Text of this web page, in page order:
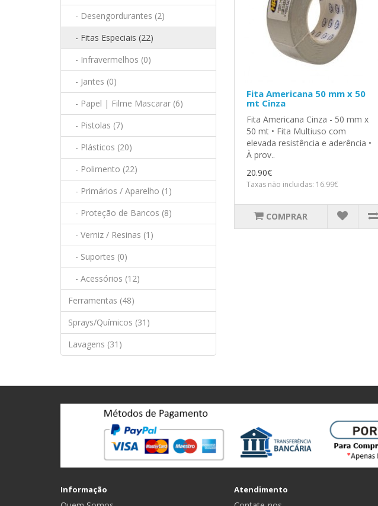
- Desengordurantes (2)
- Fitas Especiais (22)
- Infravermelhos (0)
- Jantes (0)
- Papel | Filme Mascarar (6)
- Pistolas (7)
- Plásticos (20)
- Polimento (22)
- Primários / Aparelho (1)
- Proteção de Bancos (8)
- Verniz / Resinas (1)
- Suportes (0)
- Acessórios (12)
Ferramentas (48)
Sprays/Químicos (31)
Lavagens (31)
Fita Americana 50 mm x 50
mt Cinza
Fita Americana Cinza - 50 mm x
50 mt • Fita Multiuso com
elevada resistência e aderência •
À prov..
20.90€
Taxas não incluidas: 16.99€
COMPRAR
Informação Atendimento